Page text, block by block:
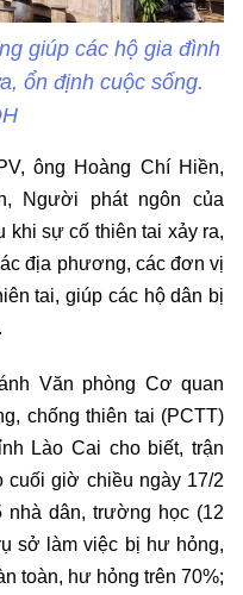
giúp các hộ gia đình
ổn định cuộc sống.
ông Hoàng Chí Hiền,
Người phát ngôn của
khi sự cố thiên tai xảy ra,
địa phương, các đơn vị
tai, giúp các hộ dân bị
Văn phòng Cơ quan
chống thiên tai (PCTT)
Lào Cai cho biết, trận
cuối giờ chiều ngày 17/2
dân, trường học (12
sở làm việc bị hư hỏng,
toàn, hư hỏng trên 70%;